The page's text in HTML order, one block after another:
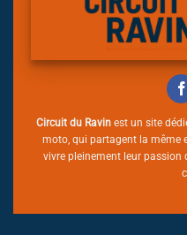
Circuit du Ravin est un site
moto, qui partagent la même
vivre pleinement leur passion